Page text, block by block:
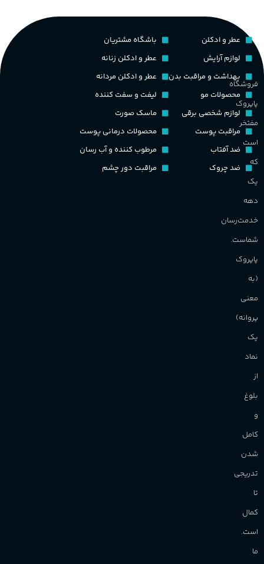
کشور مبدا برند
طبع تلخ
غلظت
اکسترکت دو پرفیوم
گروه بویایی میوه ای
مناسب برای
آقایان
میوه‌ها و مرکبات، وانیل،
فروشگاه
پاپروک
مفتخر
است
که
یک
دهه
خدمت‌رسان
شماست.
پاپروک
(به
معنی
پروانه)
یک
نماد
از
بلوغ
و
کامل
شدن
تدریجی
تا
کمال
است.
ما
عطر و ادکلن
لوازم آرایش
بهداشت و مراقبت بدن
محصولات مو
لوازم شخصی برقی
مراقبت پوست
ضد آفتاب
ضد چروک
باشگاه مشتریان
عطر و ادکلن زنانه
عطر و ادکلن مردانه
لیفت و سفت کننده
ماسک صورت
محصولات درمانی پوست
مرطوب کننده و آب رسان
مراقبت دور چشم